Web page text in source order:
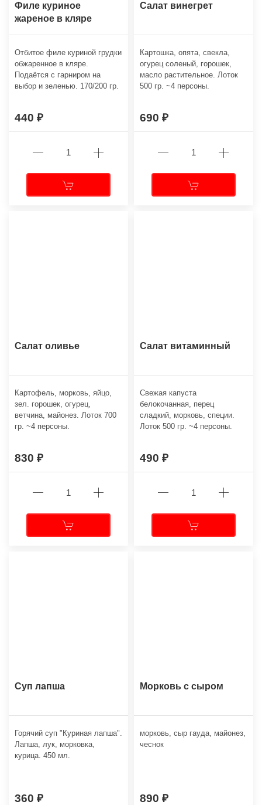
Филе куриное
жареное в кляре
Отбитое филе куриной грудки
обжаренное в кляре.
Подаётся с гарниром на
выбор и зеленью. 170/200 гр.
440
Салат винегрет
Картошка, опята, свекла,
огурец соленый, горошек,
масло растительное. Лоток
500 гр. ~4 персоны.
690
Салат оливье
Картофель, морковь, яйцо,
зел. горошек, огурец,
ветчина, майонез. Лоток 700
гр. ~4 персоны.
830
Салат витаминный
Свежая капуста
белокочанная, перец
сладкий, морковь, специи.
Лоток 500 гр. ~4 персоны.
490
Суп лапша
Горячий суп "Куриная лапша".
Лапша, лук, морковка,
курица. 450 мл.
360
Морковь с сыром
морковь, сыр гауда, майонез,
чеснок
890